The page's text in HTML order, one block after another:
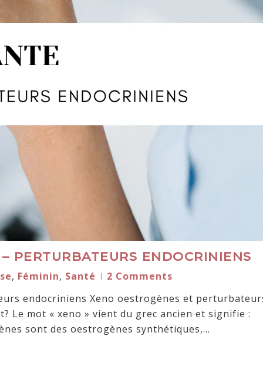
PERTURBATEURS ENDOCRINIENS
, Féminin, Santé
2 Comments
endocriniens Xeno oestrogènes et
Le mot « xeno » vient du grec ancien et signifie :
sont des oestrogènes synthétiques,…